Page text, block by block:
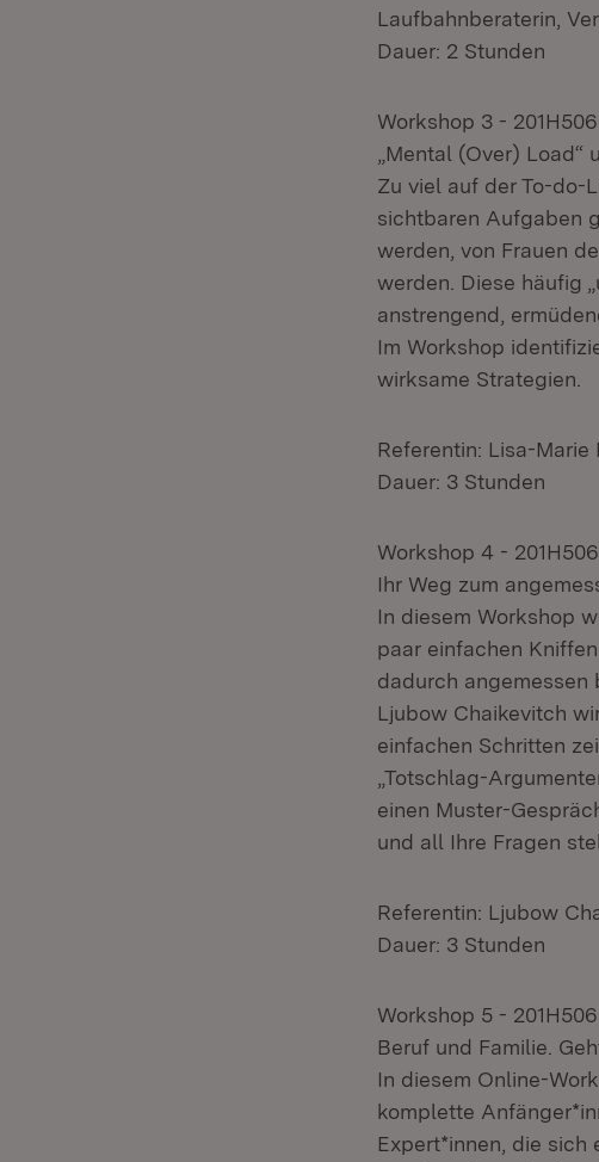
Laufbahnberaterin,
Dauer: 2 Stunden
Workshop 3 -
„Mental (Over)
Zu viel auf der To-do-
sichtbaren Aufgaben
werden, von Frauen
werden. Diese häufig
anstrengend,
Im Workshop
wirksame Strategien.
Referentin: Lisa-
Dauer: 3 Stunden
Workshop 4 -
Ihr Weg zum
In diesem Workshop
paar einfachen
dadurch angemessen
Ljubow Chaikevitch
einfachen Schritten
„Totschlag-
einen Muster-
und all Ihre Fragen
Referentin: Ljubow
Dauer: 3 Stunden
Workshop 5 -
Beruf und Familie.
In diesem Online-
komplette
Expert*innen, die sich